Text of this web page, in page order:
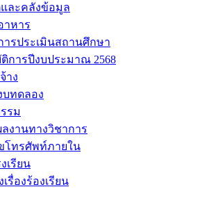
ละคลังข้อมูล
าหาร
ารประเมินสถานศึกษา
การปีงบประมาณ 2568
าง
บทดลอง
รม
ลงานทางวิชาการ
โทรศัพท์ภายใน
เรียน
รื่องร้องเรียน